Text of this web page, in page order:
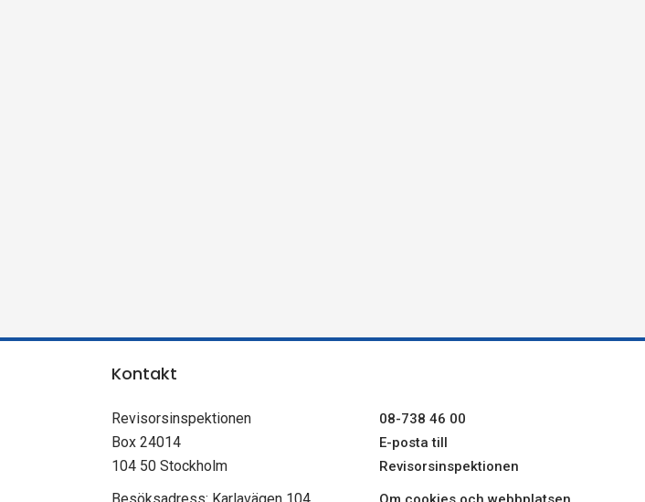
Kontakt
Revisorsinspektionen
Box 24014
104 50 Stockholm
08-738 46 00
E-posta till
Revisorsinspektionen